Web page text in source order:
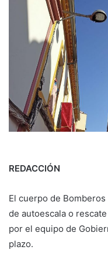
REDACCIÓN
El cuerpo de
de autoescala o
por el equipo de
plazo.